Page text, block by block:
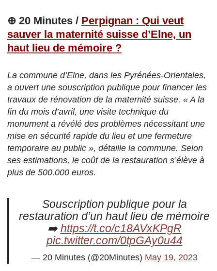
⊕ 20 Minutes / Perpignan : Qui veut
sauver la maternité suisse d’Elne, un
haut lieu de mémoire ?
La commune d’Elne, dans les Pyrénées-Orientales,
a ouvert une souscription publique pour financer les
travaux de rénovation de la maternité suisse. « A la
fin du mois d’avril, une visite technique du
monument a révélé des problèmes nécessitant une
mise en sécurité rapide du lieu et une fermeture
temporaire au public », détaille la commune. Selon
ses estimations, le coût de la restauration s’élève à
plus de 500.000 euros.
Souscription publique pour la
restauration d’un haut lieu de mémoire
➡️ https://t.co/c18AVxKPgR
pic.twitter.com/0tpGAy0u44
— 20 Minutes (@20Minutes) May 19, 2023